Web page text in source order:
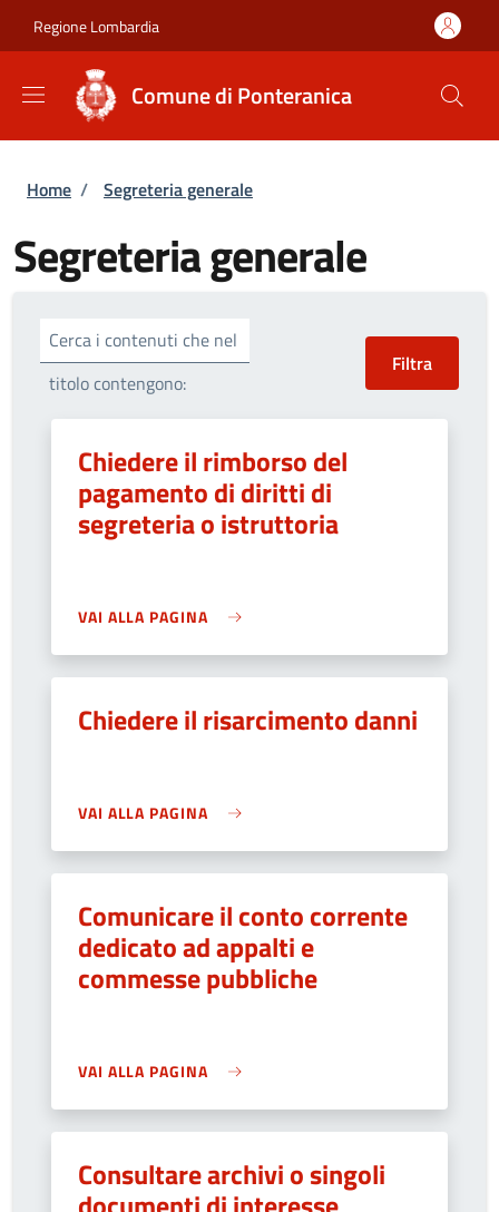
Regione Lombardia
Comune di Ponteranica
Briciole di pane
Home / Segreteria generale
Segreteria generale
Cerca i contenuti che nel
titolo contengono:
Chiedere il rimborso del
pagamento di diritti di
segreteria o istruttoria
VAI ALLA PAGINA
Chiedere il risarcimento danni
VAI ALLA PAGINA
Comunicare il conto corrente
dedicato ad appalti e
commesse pubbliche
VAI ALLA PAGINA
Consultare archivi o singoli